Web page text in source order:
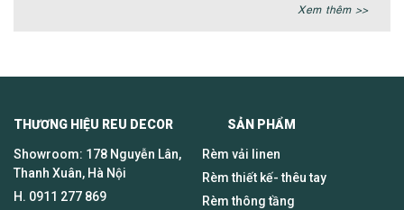
Xem thêm >>
THƯƠNG HIỆU REU DECOR SẢN PHẨM
Showroom: 178 Nguyễn Lân,
Thanh Xuân, Hà Nội
H. 0911 277 869
Rèm vải linen
Rèm thiết kế- thêu tay
Rèm thông tầng